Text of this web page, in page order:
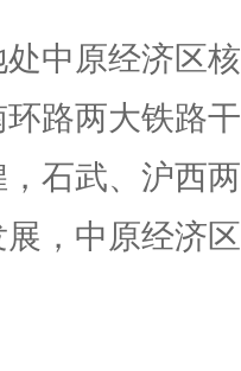
中原经济区核
路两大铁路干
石武、沪西两
，中原经济区